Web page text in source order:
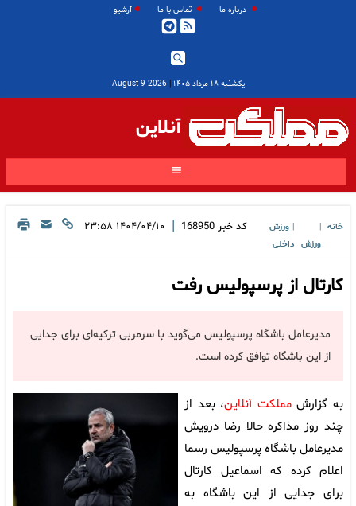
درباره ما تماس با ما آرشیو
یکشنبه ۱۸ مرداد ۱۴۰۵ |
2026 August 9
آنلاین
خانه
ورزش
ورزش
داخلی
کد خبر 168950
| ۱۴۰۴/۰۴/۱۰ ۲۳:۵۸
کارتال از پرسپولیس رفت
مدیرعامل باشگاه پرسپولیس می‌گوید با سرمربی ترکیه‌ای برای جدایی
از این باشگاه توافق کرده است.
به گزارشمملکت آنلاین، بعد از
چند روز مذاکره حالا رضا درویش
مدیرعامل باشگاه پرسپولیس رسما
اعلام کرده که اسماعیل کارتال
برای جدایی از این باشگاه به